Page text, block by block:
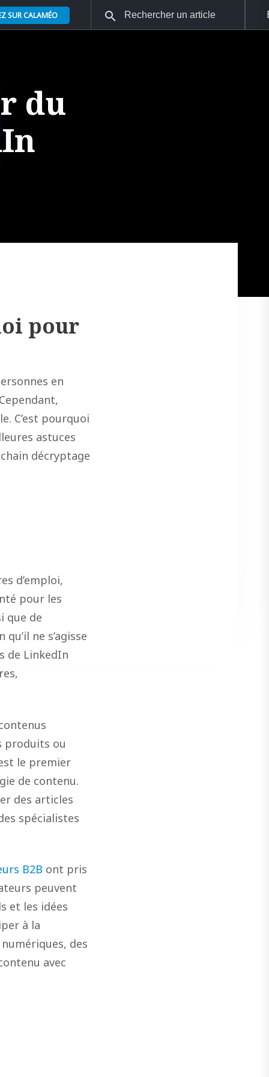
SUR CALAMÉO
du
pour
en
C’est pourquoi
astuces
décryptage
d’emploi,
pour les
que de
ne s’agisse
de LinkedIn
produits ou
le premier
de contenu.
des articles
spécialistes
B2B ont pris
peuvent
et les idées
à la
des
avec